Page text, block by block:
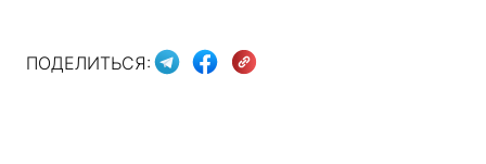
ПОДЕЛИТЬСЯ: